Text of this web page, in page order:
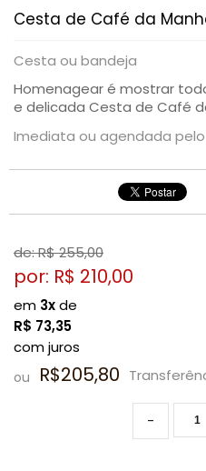
Cesta de Café da
Cesta ou bandeja
Homenagear é mostrar
e delicada Cesta de Café
Imediata ou agendada
de: R$255,00
por: R$ 210,00
em 3xde
R$ 73,35
com juros
ou R$205,80
-